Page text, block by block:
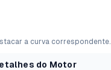
a curva correspondente.
do Motor